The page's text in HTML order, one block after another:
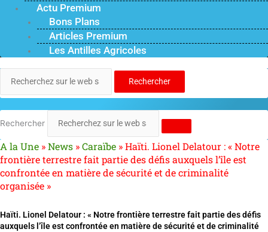
Actu Premium
Bons Plans
Articles Premium
Les Antilles Agricoles
Rechercher
Rechercher
A la Une »News »Caraïbe »Haïti. Lionel Delatour : « Notre
frontière terrestre fait partie des défis auxquels l’île est
confrontée en matière de sécurité et de criminalité
organisée »
Haïti. Lionel Delatour : « Notre frontière terrestre fait partie des défis
auxquels l’île est confrontée en matière de sécurité et de criminalité